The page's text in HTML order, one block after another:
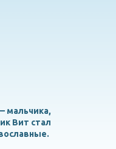
мальчика,
Вит стал